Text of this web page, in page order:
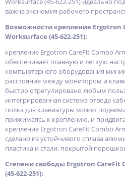
важна экономия рабочего
Возможности крепления Ergotron
Worksurface (45-622-251):
крепление Ergotron CareFit Combo
обеспечивает плавную и лёгкую
компьютерного оборудования
расстояние между монитором и
быстро отрегулировано любым
интегрированная система отвода
полка для клавиатуры может
прижимаясь к креплению, и
крепление Ergotron CareFit Combo
сделано из устойчивого сплава
пластика и стали, покрытой
Степени свободы Ergotron CareFit
(45-622-251):